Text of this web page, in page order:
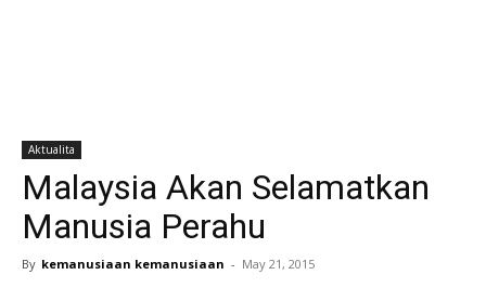
Aktualita
Malaysia Akan Selamatkan
Manusia Perahu
By kemanusiaan kemanusiaan - May 21, 2015